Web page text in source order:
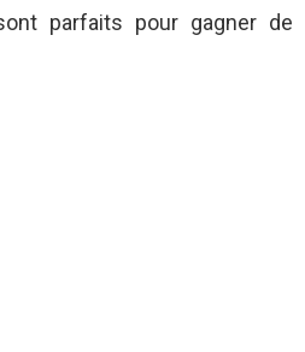
parfaits pour gagner de